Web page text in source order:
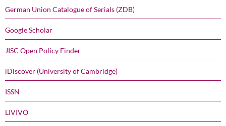
German Union Catalogue of Serials (ZDB)
Google Scholar
JISC Open Policy Finder
iDiscover (University of Cambridge)
ISSN
LIVIVO